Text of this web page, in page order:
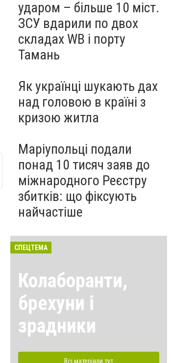
ударом – більше 10 міст.
ЗСУ вдарили по двох
складах WB і порту
Тамань
Як українці шукають дах
над головою в країні з
кризою житла
Маріупольці подали
понад 10 тисяч заяв до
міжнародного Реєстру
збитків: що фіксують
найчастіше
СПЕЦТЕМА
Колаборанти,
брехуни і
зрадники
Всі матеріали тут